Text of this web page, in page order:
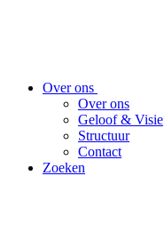
Over ons
Over ons
Geloof & Visie
Structuur
Contact
Zoeken